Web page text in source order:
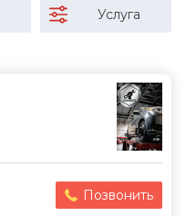
Услуга
Позвонить